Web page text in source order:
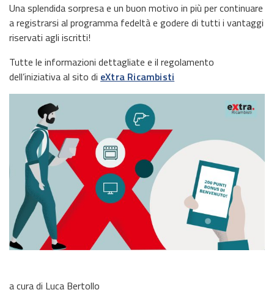
Una splendida sorpresa e un buon motivo in più per continuare
a registrarsi al programma fedeltà e godere di tutti i vantaggi
riservati agli iscritti!
Tutte le informazioni dettagliate e il regolamento
dell’iniziativa al sito di eXtra Ricambisti
a cura di Luca Bertollo